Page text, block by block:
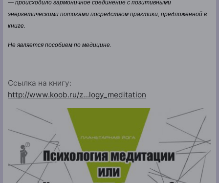
— происходило гармоничное соединение с позитивными
энергетическими потоками посредством практики, предложенной в
книге.
Не является пособием по медицине.
Ссылка на книгу:
http://www.koob.ru/z...logy_meditation